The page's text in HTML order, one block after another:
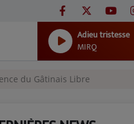
Adieu tristesse
MIRQ
du Gâtinais Libre